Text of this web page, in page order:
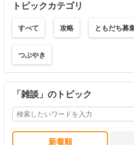
トピックカテゴリ
すべて 攻略 ともだち募
つぶやき
「雑談」のトピック
新着順